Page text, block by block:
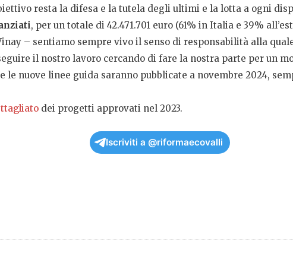
resta la difesa e la tutela degli ultimi e la lotta a ogni
, per un totale di 42.471.701 euro (61% in Italia e 39%
– sentiamo sempre vivo il senso di responsabilità alla
il nostro lavoro cercando di fare la nostra parte per un
le nuove linee guida saranno pubblicate a novembre 2024,
dei progetti approvati nel 2023.
Iscriviti a @riformaecovalli